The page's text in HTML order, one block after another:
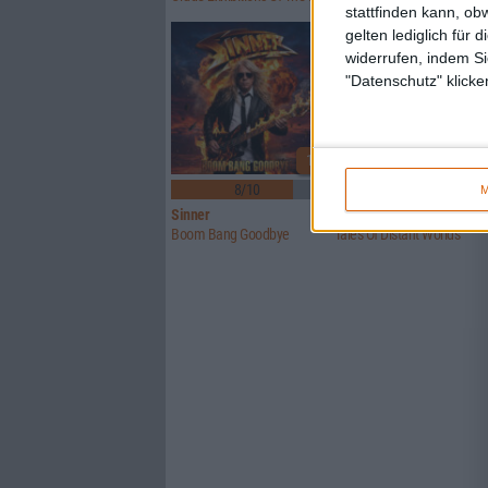
stattfinden kann,
gelten lediglich für
widerrufen, indem
"Datenschutz"
1
8/10
Sinner
Boom Bang Goodbye
Crusade Of Bards
Tales Of Distant Worlds